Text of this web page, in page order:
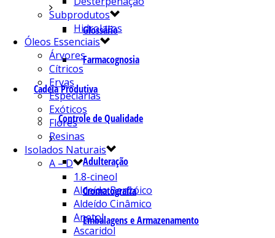
Glossário
Farmacognosia
Cadeia Produtiva
Controle de Qualidade
Adulteração
Cromatografia
Embalagens e Armazenamento
Subprodutos
Hidrolatos
Óleos Essenciais
Árvores
Cítricos
Ervas
Especiarias
Exóticos
Flores
Resinas
Isolados Naturais
A – D
1.8-cineol
Aldeído Benzóico
Aldeído Cinâmico
Anetol
Ascaridol